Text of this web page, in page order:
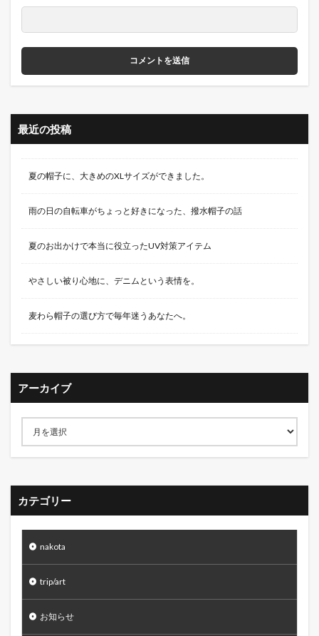
最近の投稿
夏の帽子に、大きめのXLサイズができました。
雨の日の自転車がちょっと好きになった、撥水帽子の話
夏のお出かけで本当に役立ったUV対策アイテム
やさしい被り心地に、デニムという表情を。
麦わら帽子の選び方で毎年迷うあなたへ。
アーカイブ
カテゴリー
nakota
trip/art
お知らせ